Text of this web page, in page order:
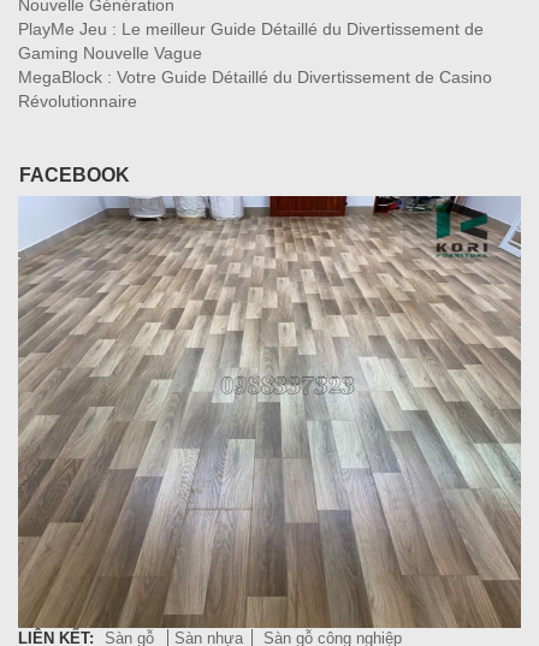
Nouvelle Génération
PlayMe Jeu : Le meilleur Guide Détaillé du Divertissement de
Gaming Nouvelle Vague
MegaBlock : Votre Guide Détaillé du Divertissement de Casino
Révolutionnaire
FACEBOOK
LIÊN KẾT: Sàn gỗ Sàn nhựa Sàn gỗ công nghiệp